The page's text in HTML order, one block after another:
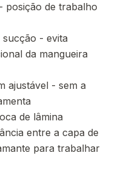
posição de trabalho
- evita
da mangueira
ajustável - sem a
de lâmina
entre a capa de
para trabalhar